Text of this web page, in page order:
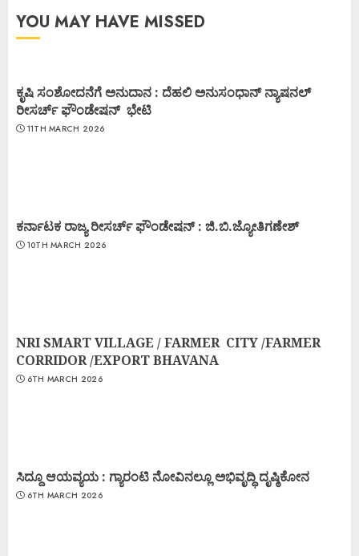
YOU MAY HAVE MISSED
ಕೃಷಿ ಸಂಶೋದನೆಗೆ ಅನುದಾನ : ದೆಹಲಿ ಅನುಸಂಧಾನ್ ನ್ಯಾಷನಲ್
ರೀಸರ್ಚ್ ಫೌಂಡೇಷನ್ ಭೇಟಿ
11TH MARCH 2026
ಕರ್ನಾಟಕ ರಾಜ್ಯ ರೀಸರ್ಚ್ ಫೌಂಡೇಷನ್ : ಜಿ.ಬಿ.ಜ್ಯೋತಿಗಣೇಶ್
10TH MARCH 2026
NRI SMART VILLAGE / FARMER CITY /FARMER
CORRIDOR /EXPORT BHAVANA
6TH MARCH 2026
ಸಿದ್ದೂ ಆಯವ್ಯಯ : ಗ್ಯಾರಂಟಿ ನೋವಿನಲ್ಲೂ ಅಭಿವೃದ್ಧಿ ದೃಷ್ಠಿಕೋನ
6TH MARCH 2026